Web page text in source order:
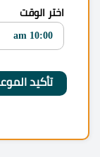
اختر الوقت